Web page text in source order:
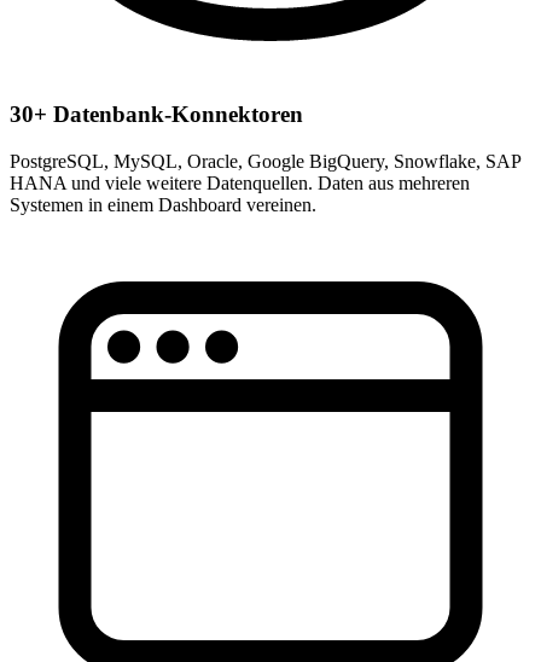
30+ Datenbank-Konnektoren
PostgreSQL, MySQL, Oracle, Google BigQuery, Snowflake, SAP
HANA und viele weitere Datenquellen. Daten aus mehreren
Systemen in einem Dashboard vereinen.